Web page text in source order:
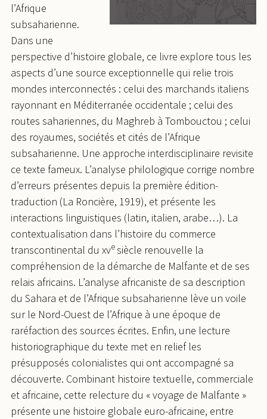
l’Afrique
subsaharienne.
Dans une
perspective d’histoire globale, ce livre explore tous les
aspects d’une source exceptionnelle qui relie trois
mondes interconnectés : celui des marchands italiens
rayonnant en Méditerranée occidentale ; celui des
routes sahariennes, du Maghreb à Tombouctou ; celui
des royaumes, sociétés et cités de l’Afrique
subsaharienne. Une approche interdisciplinaire revisite
ce texte fameux. L’analyse philologique corrige nombre
d’erreurs présentes depuis la première édition-
traduction (La Roncière, 1919), et présente les
interactions linguistiques (latin, italien, arabe…). La
contextualisation dans l’histoire du commerce
transcontinental du xvesiècle renouvelle la
compréhension de la démarche de Malfante et de ses
relais africains. L’analyse africaniste de sa description
du Sahara et de l’Afrique subsaharienne lève un voile
sur le Nord-Ouest de l’Afrique à une époque de
raréfaction des sources écrites. Enfin, une lecture
historiographique du texte met en relief les
présupposés colonialistes qui ont accompagné sa
découverte. Combinant histoire textuelle, commerciale
et africaine, cette relecture du « voyage de Malfante »
présente une histoire globale euro-africaine, entre